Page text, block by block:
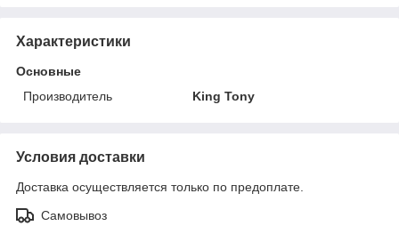
Характеристики
Основные
Производитель
King Tony
Условия доставки
Доставка осуществляется только по предоплате.
Самовывоз